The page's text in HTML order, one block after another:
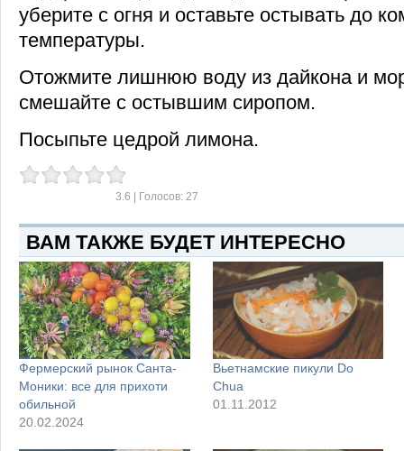
уберите с огня и оставьте остывать до
температуры.
Отожмите лишнюю воду из дайкона и
смешайте с остывшим сиропом.
Посыпьте цедрой лимона.
3.6 | Голосов: 27
ВАМ ТАКЖЕ БУДЕТ ИНТЕРЕСНО
Фермерский рынок Санта-
Моники: все для прихоти
обильной
20.02.2024
Вьетнамские пикули Do
Chua
01.11.2012